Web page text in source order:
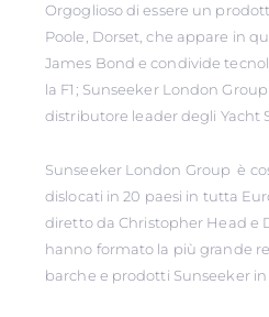
Orgoglioso di essere un
Poole, Dorset, che appare in
James Bond e condivide
la F1; Sunseeker London
distributore leader degli Yacht
Sunseeker London Group è
dislocati in 20 paesi in tutta
diretto da Christopher Head e
hanno formato la più grande
barche e prodotti Sunseeker